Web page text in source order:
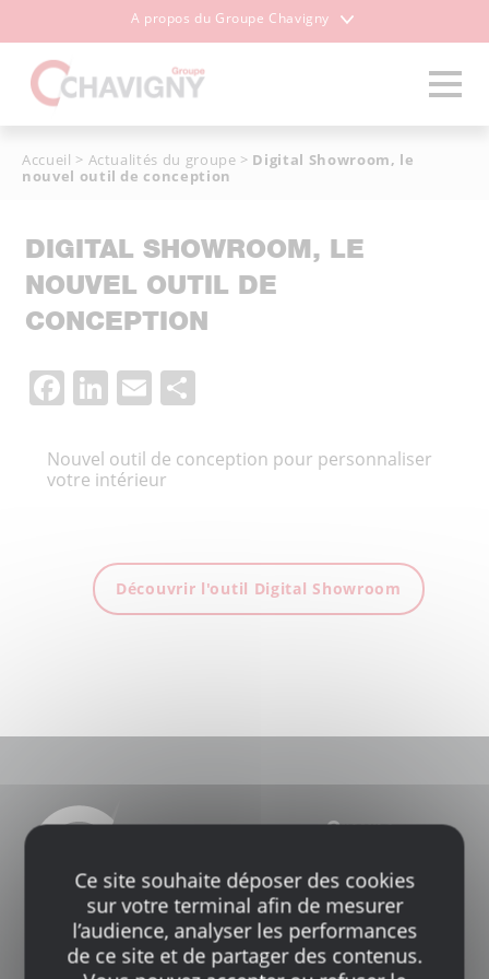
A propos du Groupe Chavigny
Accueil > Actualités du groupe > Digital Showroom, le
nouvel outil de conception
DIGITAL SHOWROOM, LE
NOUVEL OUTIL DE
CONCEPTION
Facebook
LinkedIn
Email
Nouvel outil de conception pour personnaliser
votre intérieur
Découvrir l'outil Digital Showroom
Ce site souhaite déposer des cookies
sur votre terminal afin de mesurer
l’audience, analyser les performances
de ce site et de partager des contenus.